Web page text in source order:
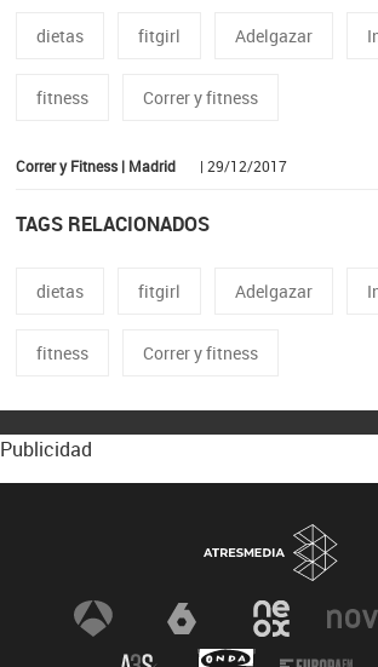
dietas fitgirl Adelgazar
fitness Correr y fitness
Correr y Fitness | Madrid | 29/12/2017
TAGS RELACIONADOS
dietas fitgirl Adelgazar
fitness Correr y fitness
Publicidad